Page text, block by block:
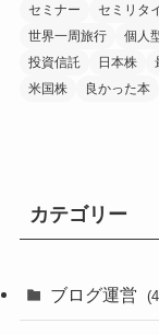
セミナー
セミリタ
世界一周旅行
個人
投資信託
日本株
米国株
良かった本
カテゴリー
ブログ運営